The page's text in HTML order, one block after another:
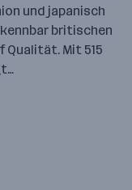
und japanisch
britischen
Qualität. Mit 515